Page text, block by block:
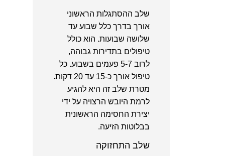
שלב ההסתגלות הראשוני
אורך בדרך כלל שבוע עד
שלושה שבועות. הוא כולל
טיפולים בתדירות גבוהה,
לרוב 5-7 פעמים בשבוע. כל
טיפול אורך כ-15 עד 20 דקות.
מטרת שלב זה היא להגיע
לרמת היובש הרצויה על ידי
יצירת החסימה הראשונית
בבלוטות הזיעה.
שלב התחזוקה